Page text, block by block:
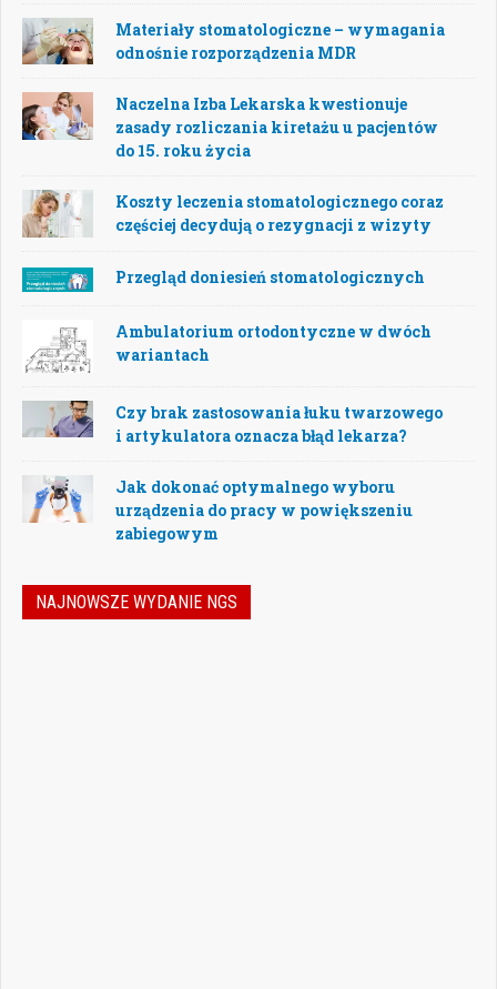
Materiały stomatologiczne – wymagania
odnośnie rozporządzenia MDR
Naczelna Izba Lekarska kwestionuje
zasady rozliczania kiretażu u pacjentów
do 15. roku życia
Koszty leczenia stomatologicznego coraz
częściej decydują o rezygnacji z wizyty
Przegląd doniesień stomatologicznych
Ambulatorium ortodontyczne w dwóch
wariantach
Czy brak zastosowania łuku twarzowego
i artykulatora oznacza błąd lekarza?
Jak dokonać optymalnego wyboru
urządzenia do pracy w powiększeniu
zabiegowym
NAJNOWSZE WYDANIE NGS